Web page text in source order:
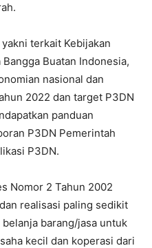
terkait Kebijakan
Buatan Indonesia,
nasional dan
2022 dan target P3DN
panduan
P3DN Pemerintah
P3DN.
Nomor 2 Tahun 2002
realisasi paling sedikit
barang/jasa untuk
kecil dan koperasi dari